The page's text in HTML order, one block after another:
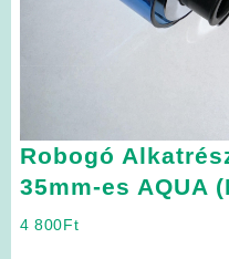
Robogó
35mm-es AQUA
4 800Ft